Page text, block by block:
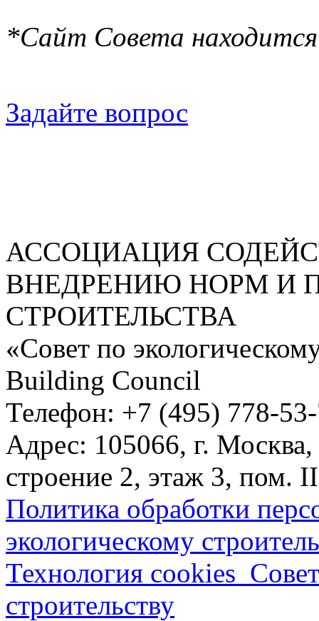
*Сайт Совета находится
Задайте вопрос
АССОЦИАЦИЯ
ВНЕДРЕНИЮ НОРМ И
СТРОИТЕЛЬСТВА
«Совет по
Building Council
Телефон: +7 (495) 778-
Адрес: 105066, г.
строение 2, этаж 3, пом.
Политика обработки
экологическому
Технология
строительству